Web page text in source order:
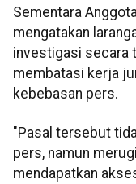
Sementara
mengatakan
investigasi secara
membatasi kerja
kebebasan pers.
"Pasal tersebut
pers, namun
mendapatkan